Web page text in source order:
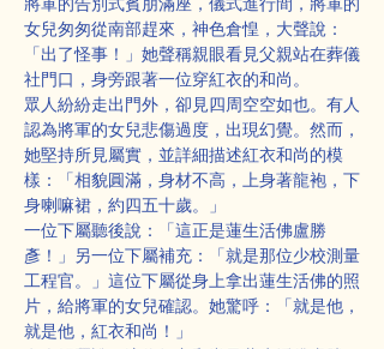
女兒匆匆從南部趕來，神色倉惶，大聲說：
「出了怪事！」她聲稱親眼看見父親站在葬儀
社門口，身旁跟著一位穿紅衣的和尚。
眾人紛紛走出門外，卻見四周空空如也。有人
認為將軍的女兒悲傷過度，出現幻覺。然而，
她堅持所見屬實，並詳細描述紅衣和尚的模
樣：「相貌圓滿，身材不高，上身著龍袍，下
身喇嘛裙，約四五十歲。」
一位下屬聽後說：「這正是蓮生活佛盧勝
彥！」另一位下屬補充：「就是那位少校測量
工程官。」這位下屬從身上拿出蓮生活佛的照
片，給將軍的女兒確認。她驚呼：「就是他，
就是他，紅衣和尚！」